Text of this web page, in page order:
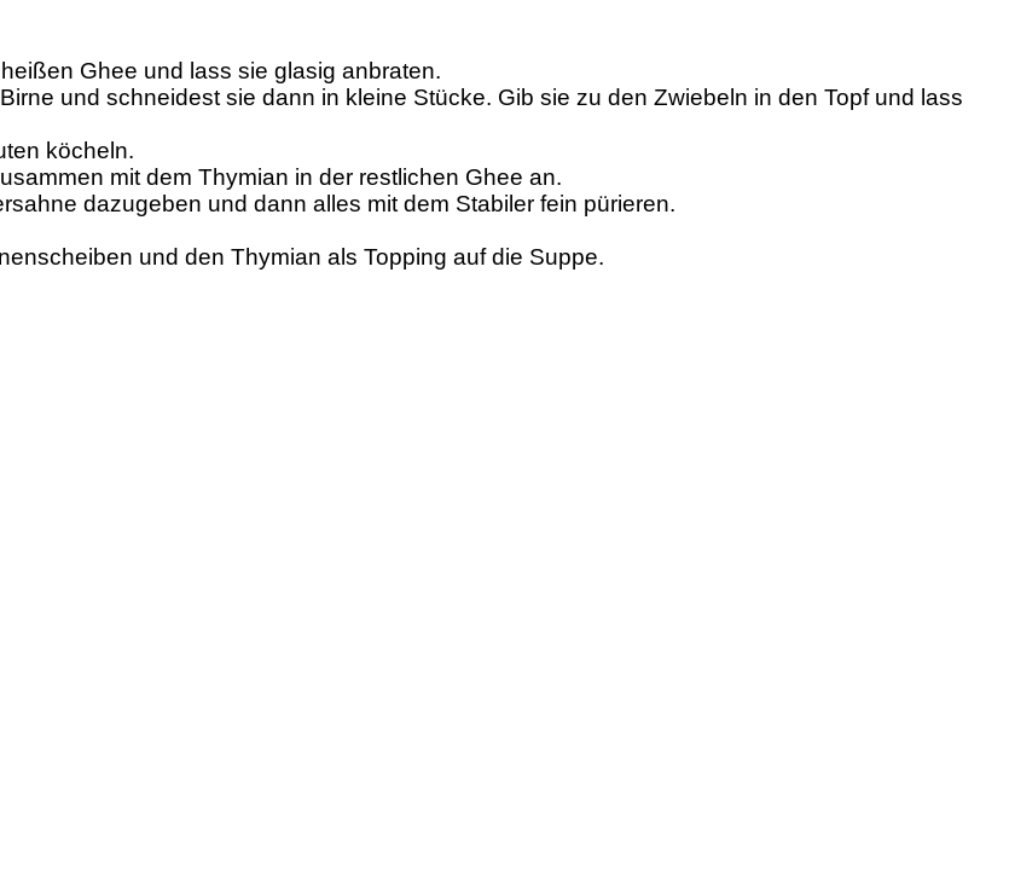
Ghee und lass sie glasig anbraten.
und schneidest sie dann in kleine Stücke. Gib sie zu den Zwiebeln in den Topf und lass
köcheln.
mit dem Thymian in der restlichen Ghee an.
dazugeben und dann alles mit dem Stabiler fein pürieren.
und den Thymian als Topping auf die Suppe.